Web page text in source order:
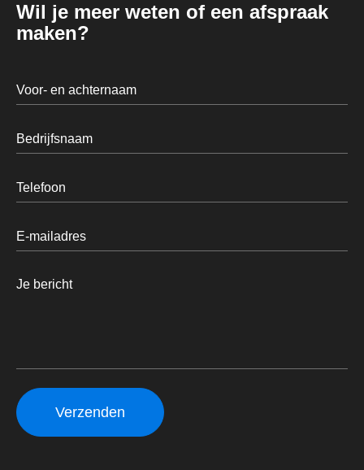
Wil je meer weten of een afspraak
maken?